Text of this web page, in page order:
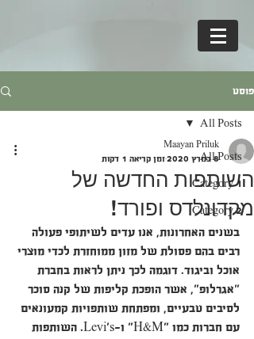
פוסט
All Posts
Category 1
Category 2
All Posts
השותפות החדשה של
מקדונלדס ופורד!
Maayan Priluk
8 במרץ 2020
זמן קריאה 1 דקות
בשנים האחרונות, אנו עדים לשיתופי פעולה
רבים בהם פסולת של מזון ממוחזרת לכדי מוצרי
אוכל וביגוד. דוגמה לכך ניתן לראות בחברת
"אגרלופ", אשר הופכת קליפות של קנה סוכר
לסיבים טבעיים, ומפתחת שותפויות קמעונאים
עם חברות כמו "H&M" ו-Levi’s. השותפות